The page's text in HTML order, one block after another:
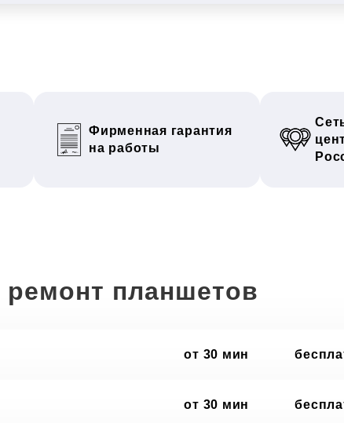
Фирменная гарантия
на работы
ремонт планшетов
от 30 мин
от 30 мин